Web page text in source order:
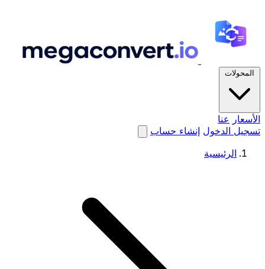
المحولات
الأسعار عنا
تسجيل الدخول إنشاء حساب
الرئيسية